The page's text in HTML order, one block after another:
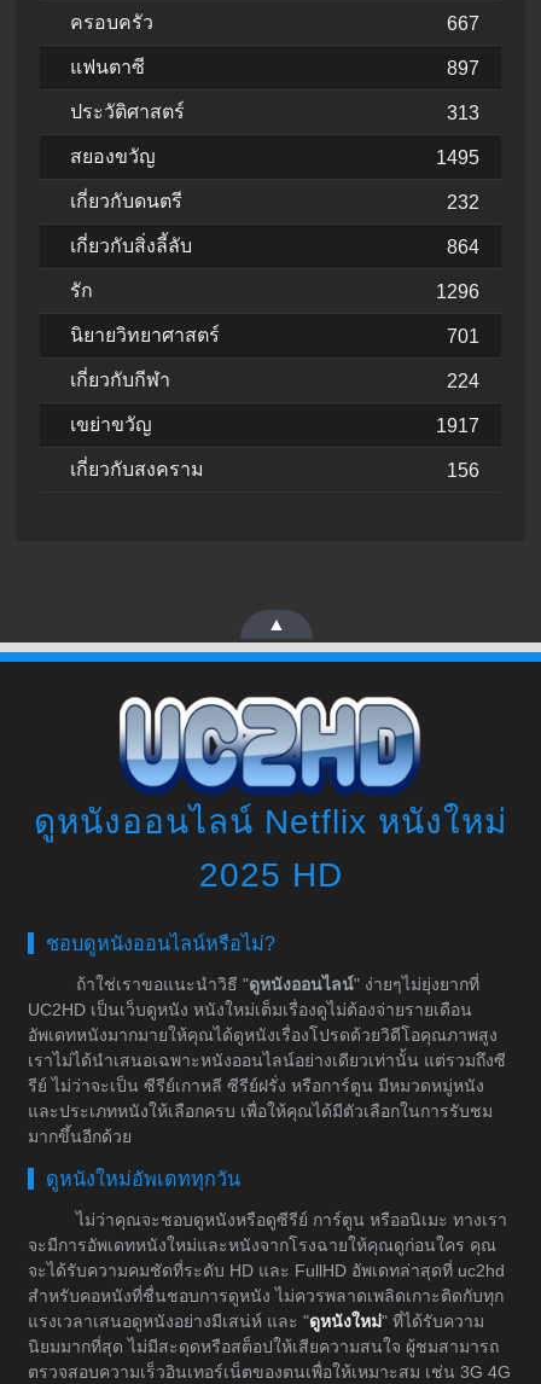
ครอบครัว 667
แฟนตาซี 897
ประวัติศาสตร์ 313
สยองขวัญ 1495
เกี่ยวกับดนตรี 232
เกี่ยวกับสิ่งลี้ลับ 864
รัก 1296
นิยายวิทยาศาสตร์ 701
เกี่ยวกับกีฬา 224
เขย่าขวัญ 1917
เกี่ยวกับสงคราม 156
▲
ดูหนังออนไลน์ Netflix หนังใหม่
2025 HD
ชอบดูหนังออนไลน์หรือไม่?
ถ้าใช่เราขอแนะนำวิธี "ดูหนังออนไลน์" ง่ายๆไม่ยุ่งยากที่
UC2HD เป็นเว็บดูหนัง หนังใหม่เต็มเรื่องดูไม่ต้องจ่ายรายเดือน
อัพเดทหนังมากมายให้คุณได้ดูหนังเรื่องโปรดด้วยวิดีโอคุณภาพสูง
เราไม่ได้นำเสนอเฉพาะหนังออนไลน์อย่างเดียวเท่านั้น แต่รวมถึงซี
รีย์ ไม่ว่าจะเป็น ซีรีย์เกาหลี ซีรีย์ฝรั่ง หรือการ์ตูน มีหมวดหมู่หนัง
และประเภทหนังให้เลือกครบ เพื่อให้คุณได้มีตัวเลือกในการรับชม
มากขึ้นอีกด้วย
ดูหนังใหม่อัพเดททุกวัน
ไม่ว่าคุณจะชอบดูหนังหรือดูซีรีย์ การ์ตูน หรืออนิเมะ ทางเรา
จะมีการอัพเดทหนังใหม่และหนังจากโรงฉายให้คุณดูก่อนใคร คุณ
จะได้รับความคมชัดที่ระดับ HD และ FullHD อัพเดทล่าสุดที่ uc2hd
สำหรับคอหนังที่ชื่นชอบการดูหนัง ไม่ควรพลาดเพลิดเกาะติดกับทุก
แรงเวลาเสนอดูหนังอย่างมีเสน่ห์ และ "ดูหนังใหม่" ที่ได้รับความ
นิยมมากที่สุด ไม่มีสะดุดหรือสต็อปให้เสียความสนใจ ผู้ชมสามารถ
ตรวจสอบความเร็วอินเทอร์เน็ตของตนเพื่อให้เหมาะสม เช่น 3G 4G